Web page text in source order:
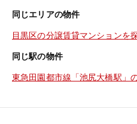
同じエリアの物件
目黒区の分譲賃貸マンションを
同じ駅の物件
東急田園都市線「池尻大橋駅」